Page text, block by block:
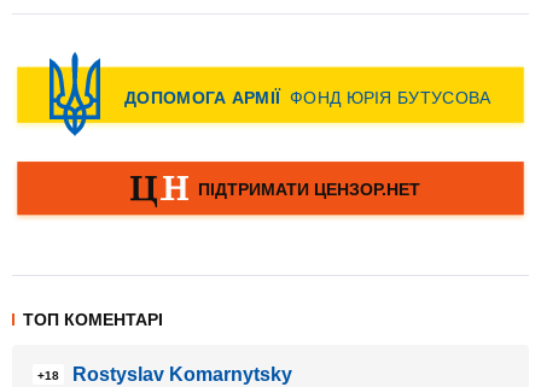
ТОП КОМЕНТАРІ
+18
Rostyslav Komarnytsky